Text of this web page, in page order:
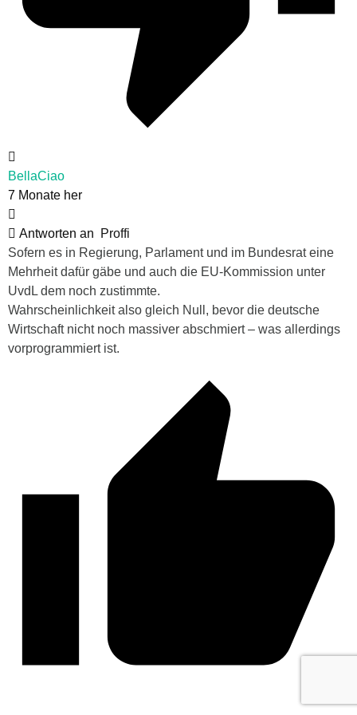
BellaCiao
7 Monate her
Antworten an
Proffi
Sofern es in Regierung, Parlament und im Bundesrat eine
Mehrheit dafür gäbe und auch die EU-Kommission unter
UvdL dem noch zustimmte.
Wahrscheinlichkeit also gleich Null, bevor die deutsche
Wirtschaft nicht noch massiver abschmiert – was allerdings
vorprogrammiert ist.